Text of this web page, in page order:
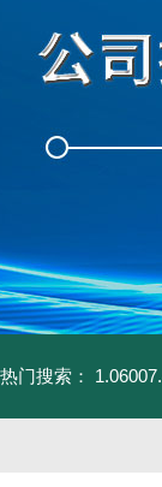
热门搜索：